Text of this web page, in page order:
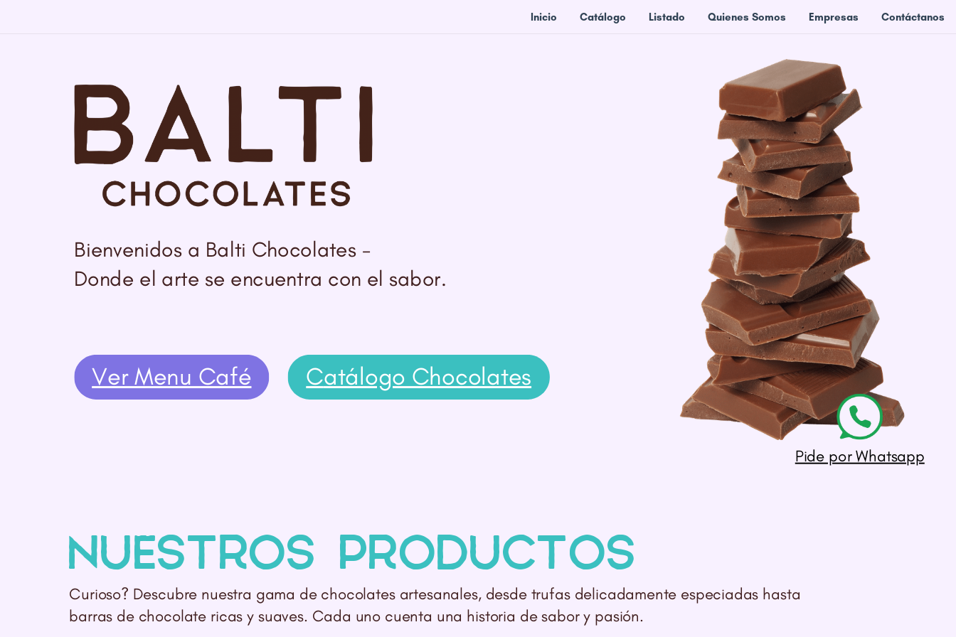
Inicio Catálogo Listado Quienes Somos Empresas Contáctanos
Catálogo Chocolates
Ver Menu Café
Bienvenidos a Balti Chocolates -
Donde el arte se encuentra con el sabor.
Pide por Whatsapp
Nuestros Productos
Curioso? Descubre nuestra gama de chocolates artesanales, desde trufas delicadamente especiadas hasta
barras de chocolate ricas y suaves. Cada uno cuenta una historia de sabor y pasión.